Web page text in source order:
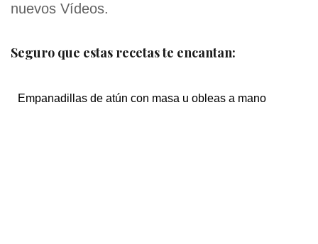
nuevos Vídeos.
Seguro que estas recetas te encantan:
Empanadillas de atún con masa u obleas a mano